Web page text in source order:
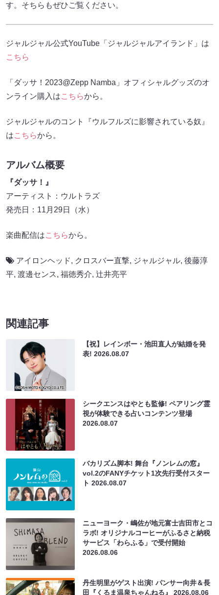
す。そちらもぜひご覧ください。
ジャルジャル公式YouTube「ジャルジャルアイランド」は
こちら
「ダッサ！2023@Zepp Namba」オフィシャルグッズのオ
ンライン購入はこちらから。
ジャルジャルのコント『ウルフルズに影響されている奴』
はこちらから。
アルバム概要
『ダッサ！』
アーティスト：ウルトラズ
発売日：11月29日（水）
楽曲配信はこちらから。
アイロンヘッド, クロスバー直撃, ジャルジャル, 後藤淳
平, 渡邊センス, 福徳秀介, 辻井亮平
関連記事
【祝】レインボー・池田直人が結婚を発
表!2026.08.07
シークエンスはやとも監修! ペアリング霊
視が体験できる占いコンテンツ登場
2026.08.07
バカリズム脚本! 舞台『ノンレムの窓』
vol.2のFANYチケット1次先行受付スター
ト2026.08.07
ニューヨーク・嶋佐が地元富士吉田市とコ
ラボ! オリジナルコーヒーがふるさと納税
サービス「わらふる」で受付開始
2026.08.06
丹生明里がゲスト出演! パンサー向井＆長
田『くるま温泉ちゃんねる』2026.08.06